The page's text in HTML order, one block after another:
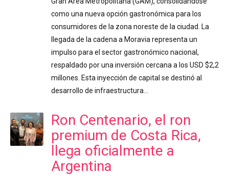
como una nueva opción gastronómica para los
consumidores de la zona noreste de la ciudad. La
llegada de la cadena a Moravia representa un
impulso para el sector gastronómico nacional,
respaldado por una inversión cercana a los USD $2,2
millones. Esta inyección de capital se destinó al
desarrollo de infraestructura…
Ron Centenario, el ron
premium de Costa Rica,
llega oficialmente a
Argentina